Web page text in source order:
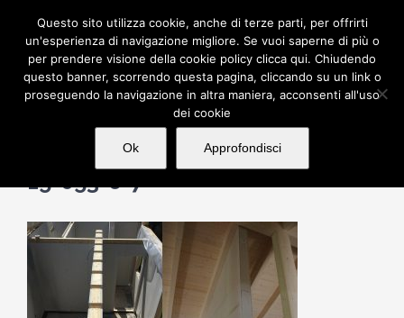
contenuto
15-053-6-7
Questo sito utilizza cookie, anche di terze parti, per offrirti
un'esperienza di navigazione migliore. Se vuoi saperne di più o
per prendere visione della cookie policy clicca qui. Chiudendo
questo banner, scorrendo questa pagina, cliccando su un link o
proseguendo la navigazione in altra maniera, acconsenti all'uso
dei cookie
Ok Approfondisci